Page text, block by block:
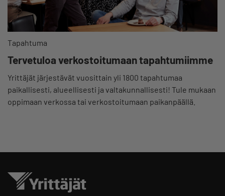
Tapahtuma
Tervetuloa verkostoitumaan tapahtumiimme
Yrittäjät järjestävät vuosittain yli 1800 tapahtumaa
paikallisesti, alueellisesti ja valtakunnallisesti! Tule mukaan
oppimaan verkossa tai verkostoitumaan paikanpäällä.